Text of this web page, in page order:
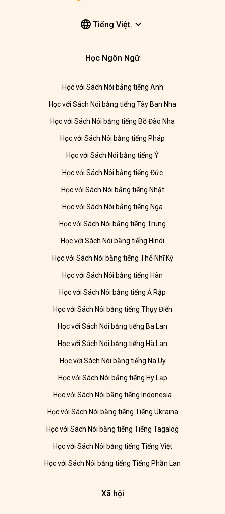
Tiếng Việt.
Học Ngôn Ngữ
Học với Sách Nói bằng tiếng Anh
Học với Sách Nói bằng tiếng Tây Ban Nha
Học với Sách Nói bằng tiếng Bồ Đào Nha
Học với Sách Nói bằng tiếng Pháp
Học với Sách Nói bằng tiếng Ý
Học với Sách Nói bằng tiếng Đức
Học với Sách Nói bằng tiếng Nhật
Học với Sách Nói bằng tiếng Nga
Học với Sách Nói bằng tiếng Trung
Học với Sách Nói bằng tiếng Hindi
Học với Sách Nói bằng tiếng Thổ Nhĩ Kỳ
Học với Sách Nói bằng tiếng Hàn
Học với Sách Nói bằng tiếng Ả Rập
Học với Sách Nói bằng tiếng Thụy Điển
Học với Sách Nói bằng tiếng Ba Lan
Học với Sách Nói bằng tiếng Hà Lan
Học với Sách Nói bằng tiếng Na Uy
Học với Sách Nói bằng tiếng Hy Lạp
Học với Sách Nói bằng tiếng Indonesia
Học với Sách Nói bằng tiếng Tiếng Ukraina
Học với Sách Nói bằng tiếng Tiếng Tagalog
Học với Sách Nói bằng tiếng Tiếng Việt
Học với Sách Nói bằng tiếng Tiếng Phần Lan
Xã hội